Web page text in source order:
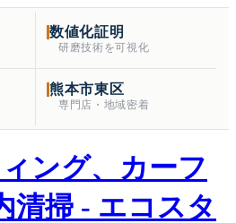
数値化証明
研磨技術を可視化
熊本市東区
専門店・地域密着